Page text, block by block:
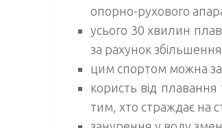
опорно-рухового
усього 30 хвилин
за рахунок
цим спортом можна
користь від
тим, хто страждає на